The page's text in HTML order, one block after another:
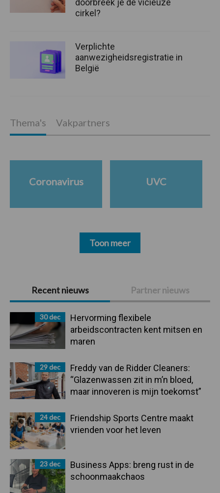
Primaire
Sidebar
Recent nieuws Partner nieuws
30 dec
Hervorming flexibele
arbeidscontracten kent mitsen en
maren
29 dec
Freddy van de Ridder Cleaners:
“Glazenwassen zit in m’n bloed,
maar innoveren is mijn toekomst”
24 dec
Friendship Sports Centre maakt
vrienden voor het leven
23 dec
Business Apps: breng rust in de
schoonmaakchaos
doorbreek je de vicieuze
cirkel?
Verplichte
aanwezigheidsregistratie in
België
Thema's Vakpartners
Coronavirus UVC
Toon meer